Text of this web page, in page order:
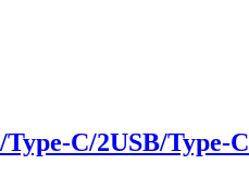
C/2USB/Type-C